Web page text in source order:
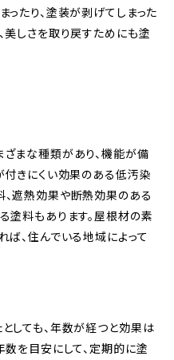
たり、塗装が剥げてしまった
美しさを取り戻すためにも塗
まな種類があり、機能が備
付きにくい効果のある低汚染
遮熱効果や断熱効果のある
塗料もあります。屋根材の素
、住んでいる地域によって
しても、年数が経つと効果は
を目安にして、定期的に塗